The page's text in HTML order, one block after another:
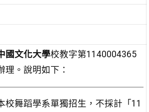
國文化大學校教字第1140004365
理。說明如下：
校舞蹈學系單獨招生，不採計「11